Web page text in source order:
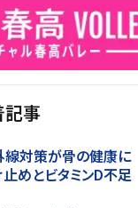
記事
線対策が骨の健康に
めとビタミンD不足